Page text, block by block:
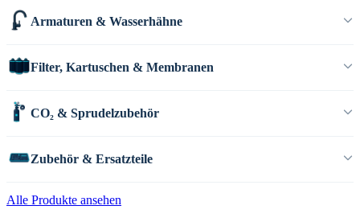
Armaturen & Wasserhähne
Filter, Kartuschen & Membranen
CO₂ & Sprudelzubehör
Zubehör & Ersatzteile
Alle Produkte ansehen